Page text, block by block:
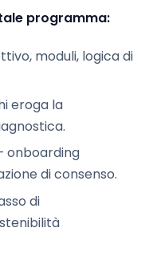
programma:
moduli, logica di
eroga la
onboarding
di consenso.
di